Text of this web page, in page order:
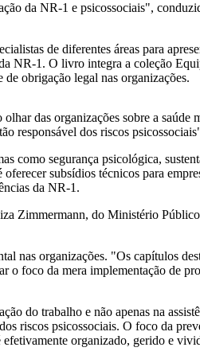
da NR-1 e psicossociais",
de diferentes áreas para
NR-1. O livro integra a coleção
obrigação legal nas organizações.
das organizações sobre a
responsável dos riscos
como segurança psicológica,
subsídios técnicos para
da NR-1.
Zimmermann, do Ministério
nas organizações. "Os capítulos
foco da mera implementação de
do trabalho e não apenas na
riscos psicossociais. O foco da
efetivamente organizado, gerido e